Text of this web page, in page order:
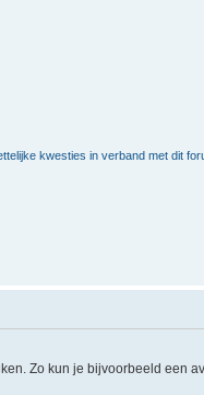
kwesties in verband met dit
Zo kun je bijvoorbeeld een